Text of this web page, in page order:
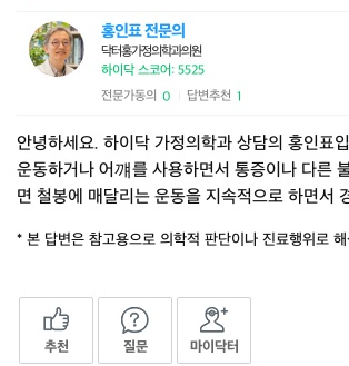
홍인표 전문의
닥터홍가정의학과의원
하이닥 스코어: 5525
전문가동의 0 답변추천 1
안녕하세요. 하이닥 가정의학과 상담의 홍인표
운동하거나 어꺠를 사용하면서 통증이나 다른
면 철봉에 매달리는 운동을 지속적으로 하면서
* 본 답변은 참고용으로 의학적 판단이나 진료행위로
추천 질문 마이닥터